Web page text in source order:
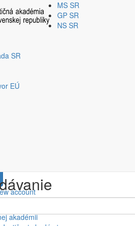
MS SR
GP SR
NS SR
SR
EÚ
prihlásiť / zabudli ste
account
password
akadémii